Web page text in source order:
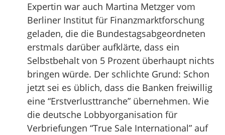
Expertin war auch Martina Metzger vom
Berliner Institut für Finanzmarktforschung
geladen, die die Bundestagsabgeordneten
erstmals darüber aufklärte, dass ein
Selbstbehalt von 5 Prozent überhaupt nichts
bringen würde. Der schlichte Grund: Schon
jetzt sei es üblich, dass die Banken freiwillig
eine “Erstverlusttranche” übernehmen. Wie
die deutsche Lobbyorganisation für
Verbriefungen “True Sale International” auf